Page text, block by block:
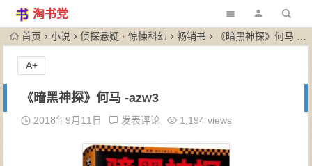
淘书党
首页 小说 侦探悬疑 · 惊悚科幻 畅销书 《暗黑神探》何马 -azw3
《暗黑神探》何马 -azw3
2018年9月11日 发表评论 1,194 views
A+